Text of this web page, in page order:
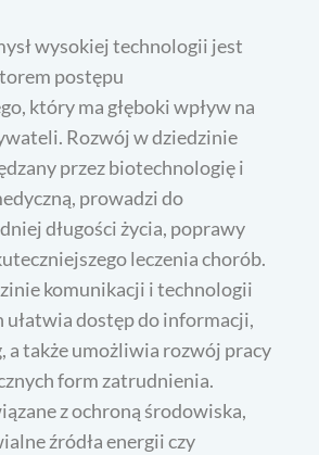
wysokiej technologii jest
postępu
który ma głęboki wpływ na
Rozwój w dziedzinie
przez biotechnologię i
prowadzi do
długości życia, poprawy
leczenia chorób.
komunikacji i technologii
dostęp do informacji,
a także umożliwia rozwój pracy
form zatrudnienia.
z ochroną środowiska,
źródła energii czy